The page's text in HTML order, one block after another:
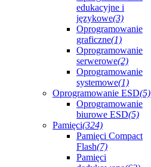
edukacyjne i
językowe(3)
Oprogramowanie
graficzne(1)
Oprogramowanie
serwerowe(2)
Oprogramowanie
systemowe(1)
Oprogramowanie ESD(5)
Oprogramowanie
biurowe ESD(5)
Pamięci(324)
Pamięci Compact
Flash(7)
Pamięci